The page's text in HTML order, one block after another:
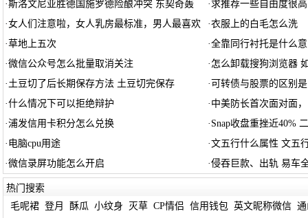
·斯洛文尼亚胜德国施罗德险酿冲突 东契奇轰 ·求推荐一些自由度很
·女人们注意啦，女人乳房最标准，男人最喜欢 ·衣服上的白毛怎么洗
·草地上五次 ·全靠同行衬托是什么
·微信公众号怎么批量取消关注 · 怎么卸载搜狗浏览器
· 土豆切了后长期保存方法 土豆切完保存 · 可转债与股票的区别
·什么情况下可以拒绝辩护 · 中美防长首次面对面
·浦发信用卡积分怎么兑换 · Snap收盘重挫近40%
· 电脑cpu用途 ·文五行什么属性 文五
·微信录屏功能怎么开启 ·侵吞巨款、出轨 易车
热门搜索
毛呢裙 登月 酥瓜 小纹身 灭草 CP情侣 信用钱包 英文昵称微信